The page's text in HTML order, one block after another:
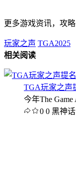
更多游戏资讯，攻
玩家之声 TGA2025
相关阅读
TGA玩家之声
今年The
0 0 黑神